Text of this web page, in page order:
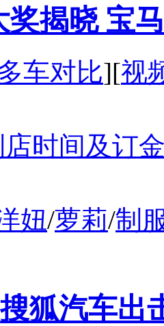
奖揭晓 宝
车对比][视
店时间及订
妞/萝莉/制
搜狐汽车出